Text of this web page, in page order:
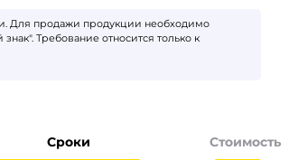
Для продажи продукции необходимо
Требование относится только к
Сроки
Стоимость